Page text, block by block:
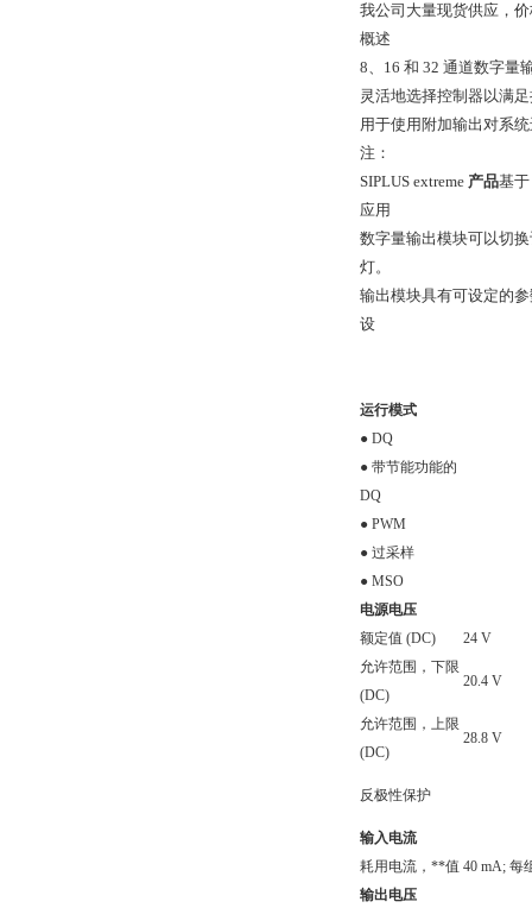
我公司大量现货供应，
概述
8、16 和 32 通道数字量
灵活地选择控制器以满
用于使用附加输出对系
注：
SIPLUS extreme 产品基
应用
数字量输出模块可以切
灯。
输出模块具有可设定的
设
运行模式
● DQ
● 带节能功能的
DQ
● PWM
● 过采样
● MSO
电源电压
额定值 (DC)
24 V
允许范围，下限
(DC)
20.4 V
允许范围，上限
(DC)
28.8 V
反极性保护
输入电流
耗用电流，**值 40 mA; 每
输出电压